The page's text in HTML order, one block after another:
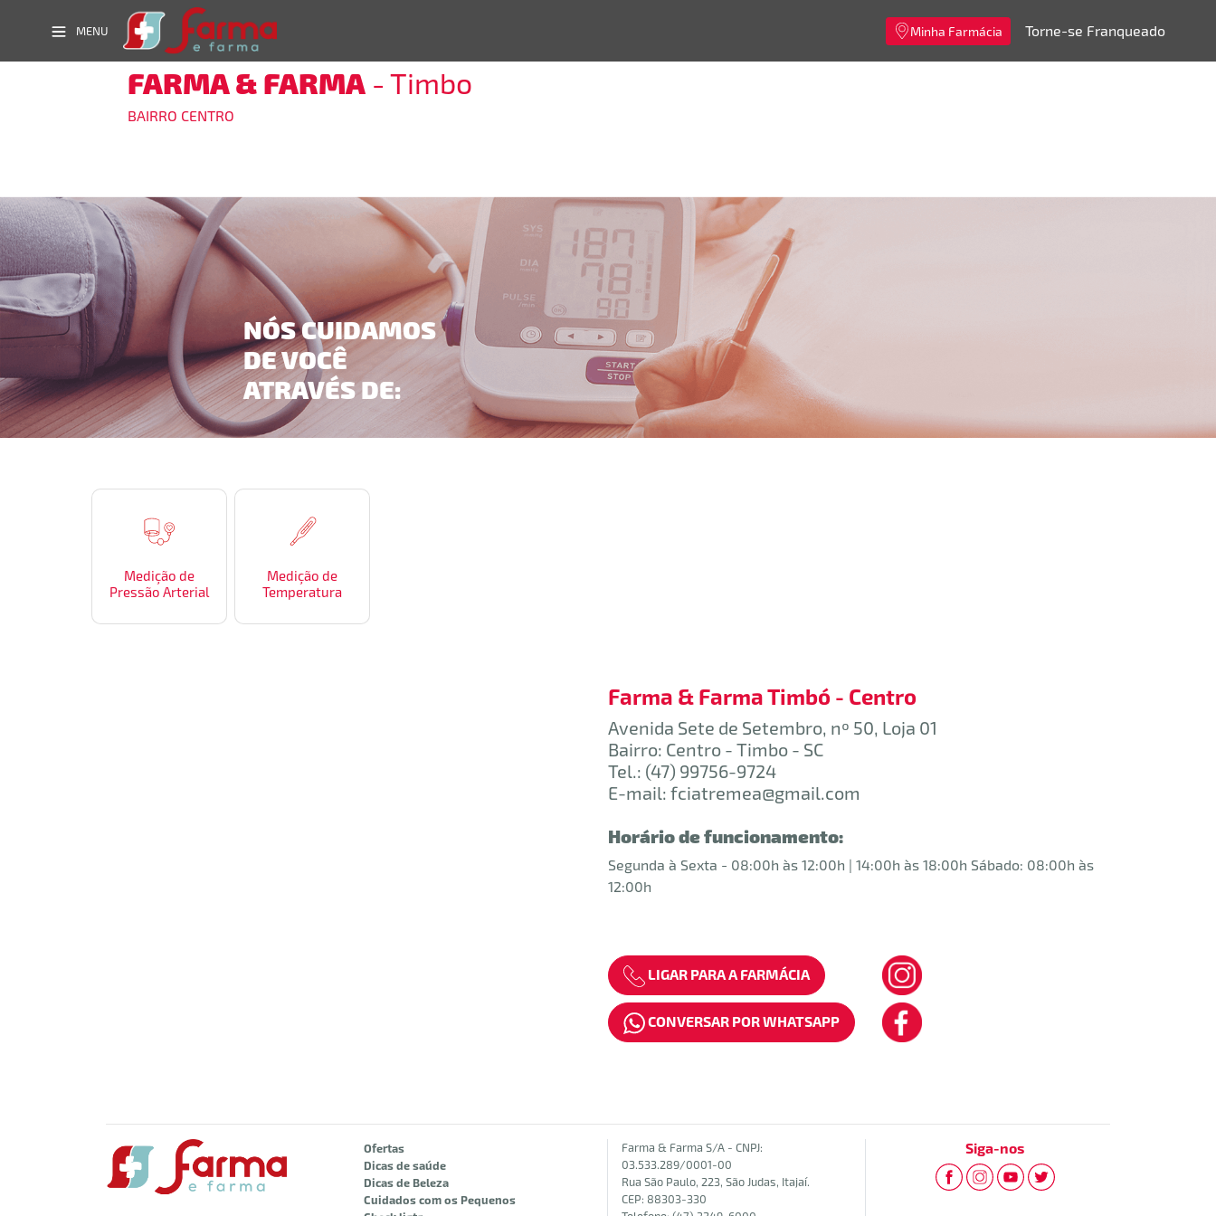
MENU Minha Farmácia Torne-se Franqueado
FARMA & FARMA - Timbo
BAIRRO CENTRO
NÓS CUIDAMOS
DE VOCÊ
ATRAVÉS DE:
Medição de
Pressão Arterial
Medição de
Temperatura
Farma & Farma Timbó - Centro
Avenida Sete de Setembro, nº 50, Loja 01
Bairro: Centro - Timbo - SC
Tel.: (47) 99756-9724
E-mail: fciatremea@gmail.com
Horário de funcionamento:
Segunda à Sexta - 08:00h às 12:00h | 14:00h às 18:00h Sábado: 08:00h às
12:00h
LIGAR PARA A FARMÁCIA
CONVERSAR POR WHATSAPP
Ofertas
Dicas de saúde
Dicas de Beleza
Cuidados com os Pequenos
Farma & Farma S/A - CNPJ:
03.533.289/0001-00
Rua São Paulo, 223, São Judas, Itajaí.
CEP: 88303-330
Siga-nos